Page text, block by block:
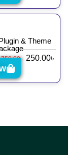
& Theme
750.00৳ 250.00৳